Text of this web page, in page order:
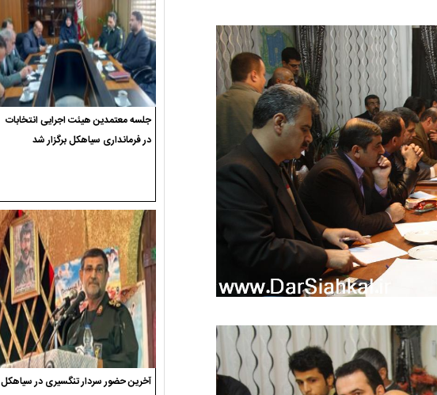
جلسه معتمدین هیئت اجرایی انتخابات
در فرمانداری سیاهکل برگزار شد
آخرین حضور سردار تنگسیری در سیاهکل